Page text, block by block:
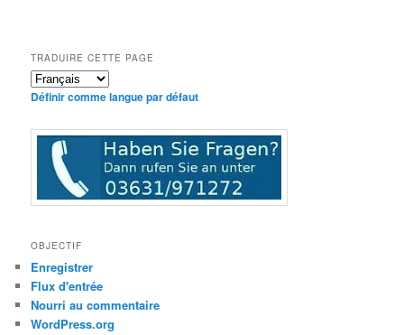
TRADUIRE CETTE PAGE
Définir comme langue par défaut
OBJECTIF
Enregistrer
Flux d'entrée
Nourri au commentaire
WordPress.org